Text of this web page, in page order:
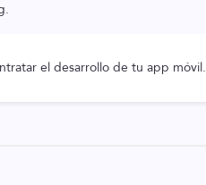
el desarrollo de tu app móvil.